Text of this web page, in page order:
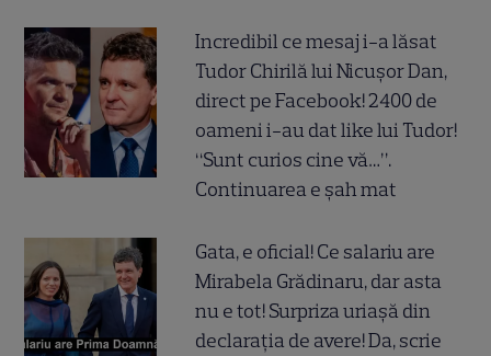
Incredibil ce mesaj i-a lăsat
Tudor Chirilă lui Nicușor Dan,
direct pe Facebook! 2400 de
oameni i-au dat like lui Tudor!
“Sunt curios cine vă…”.
Continuarea e șah mat
Gata, e oficial! Ce salariu are
Mirabela Grădinaru, dar asta
nu e tot! Surpriza uriașă din
declarația de avere! Da, scrie